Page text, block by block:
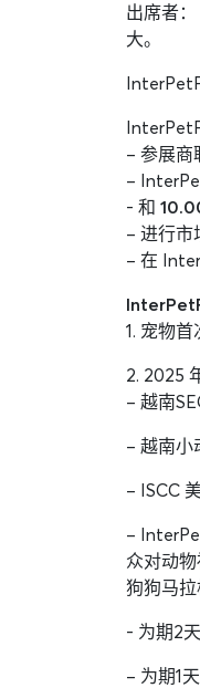
出席者：
大。
– 参展商
–
- 和
– 进行市
– 在
1. 宠物
2. 2025
– 越南
– 越南小
– ISCC
–
众对动物
狗狗马拉
- 为期2
– 为期1